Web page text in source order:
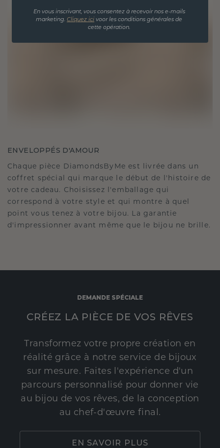
ENVELOPPÉS D'AMOUR
Chaque pièce DiamondsByMe est livrée dans un
coffret spécial qui marque le début de l'histoire de
votre cadeau. Choisissez l'emballage qui
correspond à votre style et qui montre à quel
point vous tenez à votre bijou. La garantie
d'impressionner avant même que le bijou ne brille.
DEMANDE SPÉCIALE
CRÉEZ LA PIÈCE DE VOS RÊVES
Transformez votre propre création en
réalité grâce à notre service de bijoux
sur mesure. Faites l'expérience d'un
parcours personnalisé pour donner vie
au bijou de vos rêves, de la conception
au chef-d'œuvre final.
EN SAVOIR PLUS
En vous inscrivant, vous consentez à recevoir nos e-mails
marketing. Cliquez ici voor les conditions générales de
cette opération.